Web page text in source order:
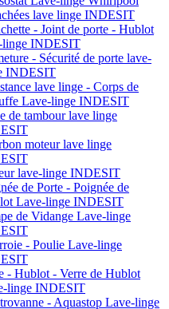
lave linge INDESIT
- Joint de porte - Hublot
linge INDESIT
- Sécurité de porte lave-
INDESIT
lave linge - Corps de
Lave-linge INDESIT
de tambour lave linge
moteur lave linge
lave-linge INDESIT
de Porte - Poignée de
Lave-linge INDESIT
de Vidange Lave-linge
- Poulie Lave-linge
- Hublot - Verre de Hublot
linge INDESIT
- Aquastop Lave-linge